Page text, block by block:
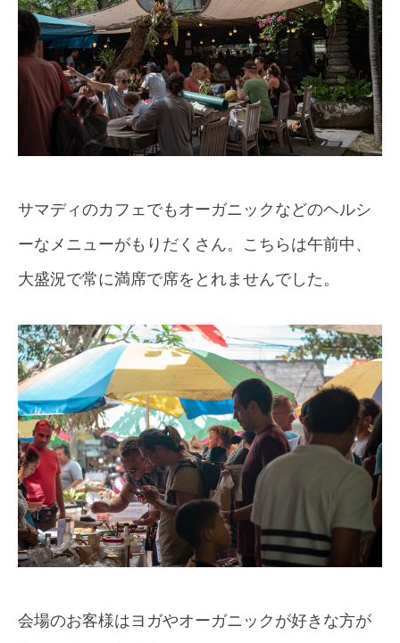
サマディのカフェでもオーガニックなどのヘルシ
ーなメニューがもりだくさん。こちらは午前中、
大盛況で常に満席で席をとれませんでした。
会場のお客様はヨガやオーガニックが好きな方が